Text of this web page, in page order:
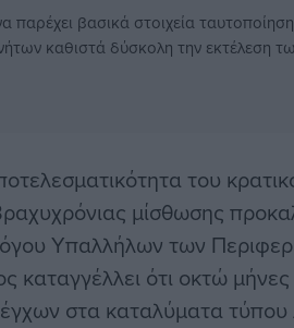
παρέχει βασικά στοιχεία
καθιστά δύσκολη την εκτέλεση
του
μίσθωσης
Υπαλλήλων των
καταγγέλλει ότι οκτώ
στα καταλύματα